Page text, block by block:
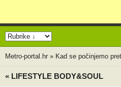
Metro-portal.hr » Kad se počinjemo
« LIFESTYLE BODY&SOUL